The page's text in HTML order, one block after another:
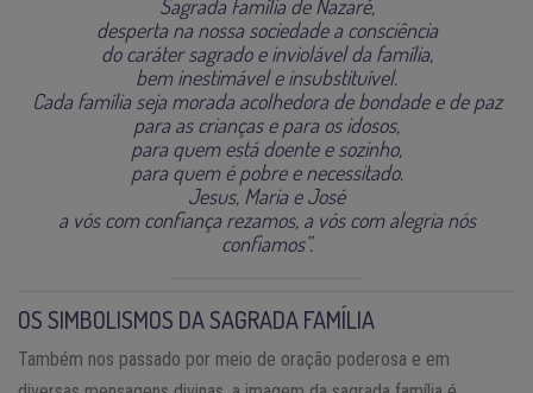
Sagrada Família de Nazaré,
desperta na nossa sociedade a consciência
do caráter sagrado e inviolável da família,
bem inestimável e insubstituível.
Cada família seja morada acolhedora de bondade e de paz
para as crianças e para os idosos,
para quem está doente e sozinho,
para quem é pobre e necessitado.
Jesus, Maria e José
a vós com confiança rezamos, a vós com alegria nós
confiamos”.
OS SIMBOLISMOS DA SAGRADA FAMÍLIA
Também nos passado por meio de oração poderosa e em